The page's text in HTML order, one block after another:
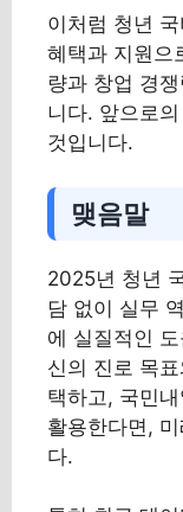
이처럼 청년
혜택과 지원으
량과 창업 경
니다. 앞으로
것입니다.
맺음말
2025년 청년
담 없이 실무
에 실질적인
신의 진로 목
택하고, 국민
활용한다면,
다.